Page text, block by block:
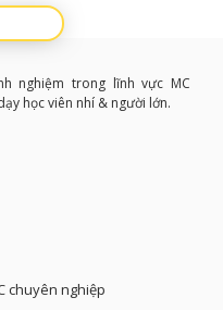
nghiệm trong lĩnh vực MC
học viên nhí & người lớn.
chuyên nghiệp